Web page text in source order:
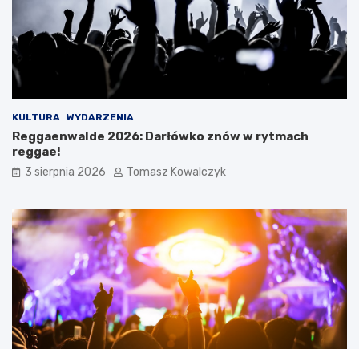
KULTURA WYDARZENIA
Reggaenwalde 2026: Darłówko znów w rytmach
reggae!
3 sierpnia 2026 Tomasz Kowalczyk